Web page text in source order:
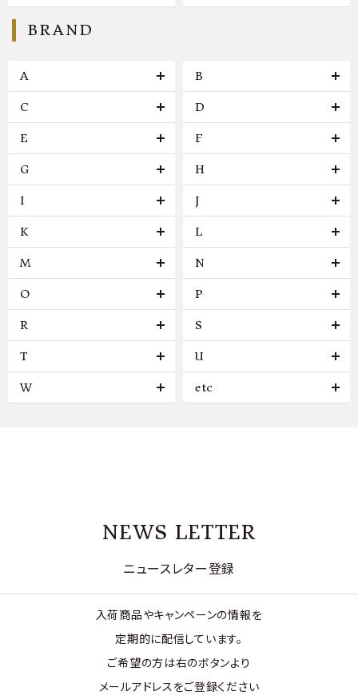
BRAND
A B
C D
E F
G H
I J
K L
M N
O P
R S
T U
W etc
NEWS LETTER
ニュースレター登録
入荷商品やキャンペーンの情報を
定期的に配信しています。
ご希望の方は右のボタンより
メールアドレスをご登録ください